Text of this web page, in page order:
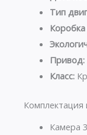
Тип
Привод:
Класс:
Камера